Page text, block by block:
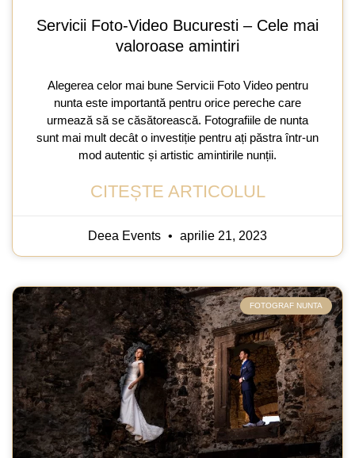
Servicii Foto-Video Bucuresti – Cele mai
valoroase amintiri
Alegerea celor mai bune Servicii Foto Video pentru
nunta este importantă pentru orice pereche care
urmează să se căsătorească. Fotografiile de nunta
sunt mai mult decât o investiție pentru ați păstra într-un
mod autentic și artistic amintirile nunții.
CITEȘTE ARTICOLUL
Deea Events aprilie 21, 2023
FOTOGRAF NUNTA